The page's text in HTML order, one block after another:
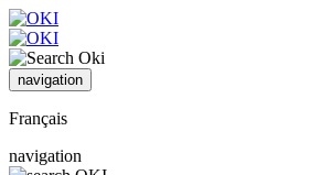
navigation
Français
navigation